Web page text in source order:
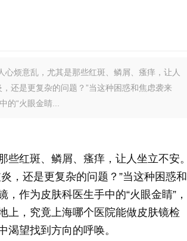
心烦意乱，尤其是那些红斑、鳞屑、瘙痒，让人
还是更复杂的问题？”当这种困惑和焦虑袭来
的“火眼金睛...
红斑、鳞屑、瘙痒，让人坐立不安。
，还是更复杂的问题？”当这种困惑和
作为皮肤科医生手中的“火眼金睛”，
上，究竟上海哪个医院能做皮肤镜检
望找到方向的呼唤。